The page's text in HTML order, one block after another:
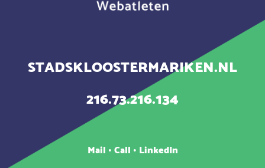
STADSKLOOSTERMARIKEN.NL
216.73.216.134
Mail •Call • LinkedIn